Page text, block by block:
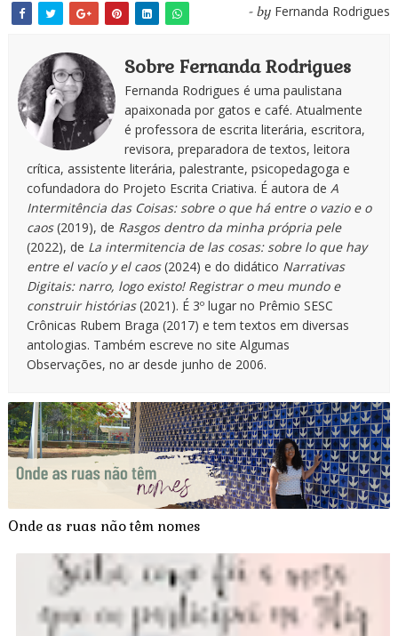
- by Fernanda Rodrigues
Sobre Fernanda Rodrigues
Fernanda Rodrigues é uma paulistana
apaixonada por gatos e café. Atualmente
é professora de escrita literária, escritora,
revisora, preparadora de textos, leitora
crítica, assistente literária, palestrante, psicopedagoga e
cofundadora do Projeto Escrita Criativa. É autora de A
Intermitência das Coisas: sobre o que há entre o vazio e o
caos(2019), de Rasgos dentro da minha própria pele
(2022), de La intermitencia de las cosas: sobre lo que hay
entre el vacío y el caos(2024) e do didático Narrativas
Digitais: narro, logo existo! Registrar o meu mundo e
construir histórias(2021). É 3º lugar no Prêmio SESC
Crônicas Rubem Braga (2017) e tem textos em diversas
antologias. Também escreve no site Algumas
Observações, no ar desde junho de 2006.
Onde as ruas não têm nomes